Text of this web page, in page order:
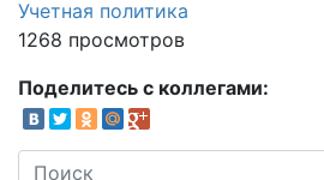
Учетная политика
1268 просмотров
Поделитесь с коллегами: